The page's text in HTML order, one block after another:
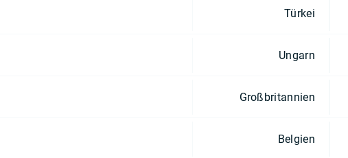
Türkei
Ungarn
Großbritannien
Belgien